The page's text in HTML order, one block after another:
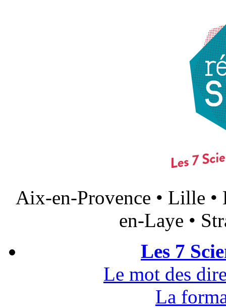
Aix-en-Provence • Lille •
en-Laye •
Les 7
Le mot des
La